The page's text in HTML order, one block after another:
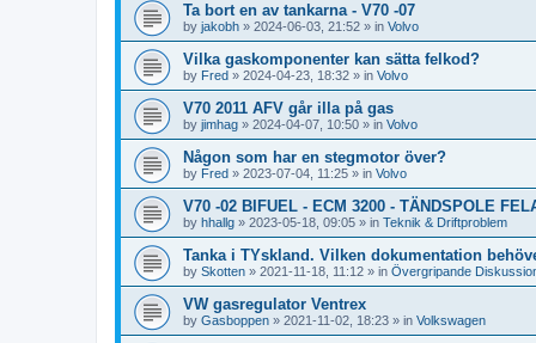
Ta bort en av tankarna - V70 -07
by jakobh » 2024-06-03, 21:52 » in Volvo
Vilka gaskomponenter kan sätta felkod?
by Fred » 2024-04-23, 18:32 » in Volvo
V70 2011 AFV går illa på gas
by jimhag » 2024-04-07, 10:50 » in Volvo
Någon som har en stegmotor över?
by Fred » 2023-07-04, 11:25 » in Volvo
V70 -02 BIFUEL - ECM 3200 - TÄNDSPOLE
by hhallg » 2023-05-18, 09:05 » in Teknik & Driftproblem
Tanka i TYskland. Vilken dokumentation
by Skotten » 2021-11-18, 11:12 » in Övergripande
VW gasregulator Ventrex
by Gasboppen » 2021-11-02, 18:23 » in Volkswagen